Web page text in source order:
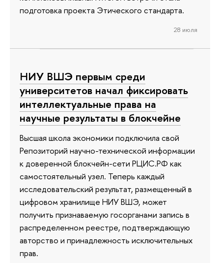
подготовка проекта Этического стандарта.
28 июля
НИУ ВШЭ первым среди
университетов начал фиксировать
интеллектуальные права на
научные результаты в блокчейне
Высшая школа экономики подключила свой
Репозиторий научно-технической информации
к доверенной блокчейн-сети РЦИС.РФ как
самостоятельный узел. Теперь каждый
исследовательский результат, размещенный в
цифровом хранилище НИУ ВШЭ, может
получить признаваемую госорганами запись в
распределенном реестре, подтверждающую
авторство и принадлежность исключительных
прав.